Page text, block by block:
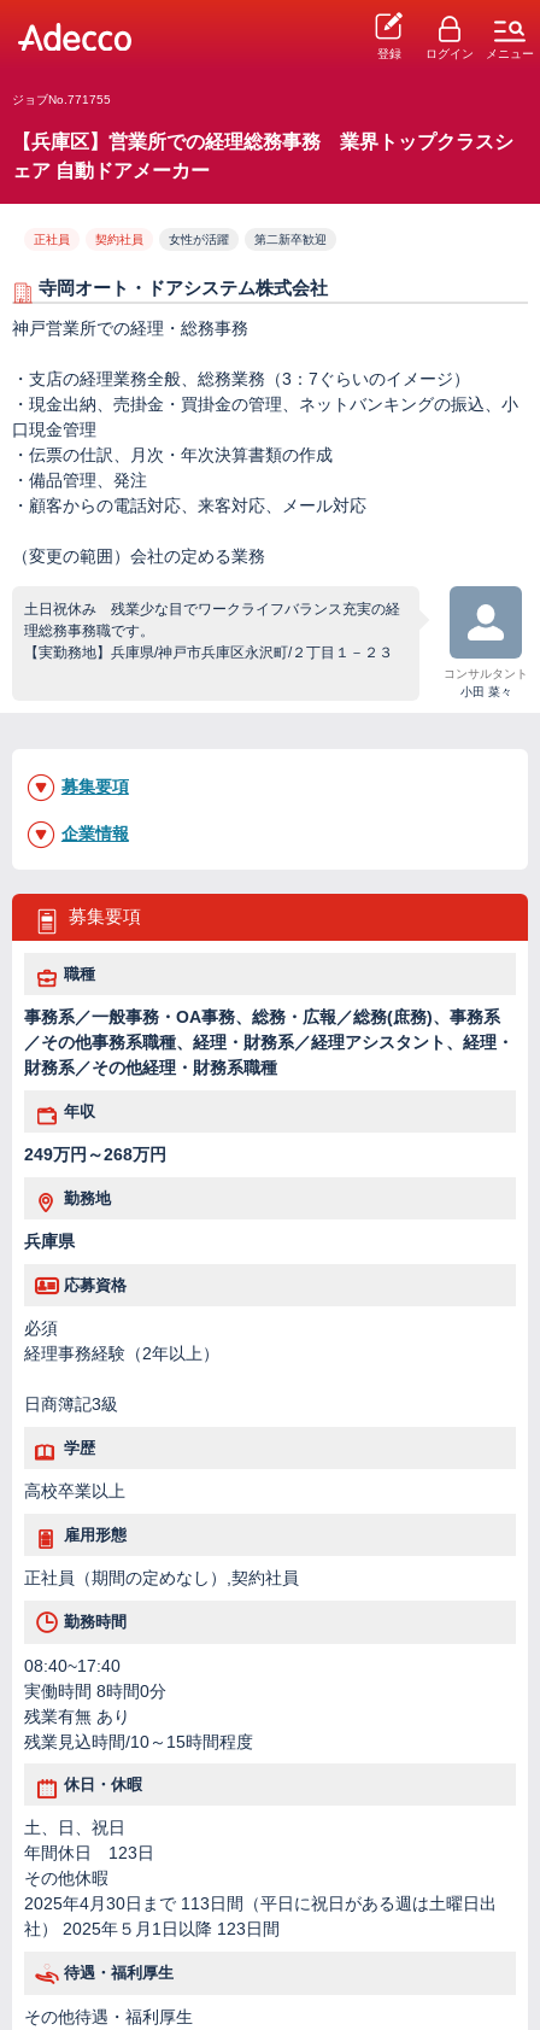
登録 ログイン メニュー
ジョブNo.771755
【兵庫区】営業所での経理総務事務 業界トップクラスシ
ェア 自動ドアメーカー
正社員 契約社員 女性が活躍 第二新卒歓迎
寺岡オート・ドアシステム株式会社
神戸営業所での経理・総務事務
・支店の経理業務全般、総務業務（3：7ぐらいのイメージ）
・現金出納、売掛金・買掛金の管理、ネットバンキングの振込、小
口現金管理
・伝票の仕訳、月次・年次決算書類の作成
・備品管理、発注
・顧客からの電話対応、来客対応、メール対応
（変更の範囲）会社の定める業務
土日祝休み 残業少な目でワークライフバランス充実の経
理総務事務職です。
【実勤務地】兵庫県/神戸市兵庫区永沢町/２丁目１－２３
コンサルタント
小田 菜々
募集要項
職種
事務系／一般事務・OA事務、総務・広報／総務(庶務)、事務系
／その他事務系職種、経理・財務系／経理アシスタント、経理・
財務系／その他経理・財務系職種
年収
249万円～268万円
勤務地
兵庫県
応募資格
必須
経理事務経験（2年以上）
日商簿記3級
学歴
高校卒業以上
雇用形態
正社員（期間の定めなし）,契約社員
勤務時間
08:40~17:40
実働時間 8時間0分
残業有無 あり
残業見込時間/10～15時間程度
休日・休暇
土、日、祝日
年間休日 123日
その他休暇
2025年4月30日まで 113日間（平日に祝日がある週は土曜日出
社） 2025年５月1日以降 123日間
待遇・福利厚生
その他待遇・福利厚生
募集要項
企業情報